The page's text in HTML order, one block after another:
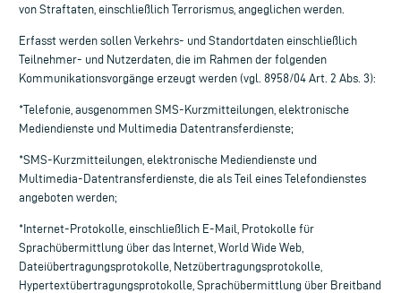
von Straftaten, einschließlich Terrorismus, angeglichen werden.
Erfasst werden sollen Verkehrs- und Standortdaten einschließlich
Teilnehmer- und Nutzerdaten, die im Rahmen der folgenden
Kommunikationsvorgänge erzeugt werden (vgl. 8958/04 Art. 2 Abs. 3):
*Telefonie, ausgenommen SMS-Kurzmitteilungen, elektronische
Mediendienste und Multimedia Datentransferdienste;
*SMS-Kurzmitteilungen, elektronische Mediendienste und
Multimedia-Datentransferdienste, die als Teil eines Telefondienstes
angeboten werden;
*Internet-Protokolle, einschließlich E-Mail, Protokolle für
Sprachübermittlung über das Internet, World Wide Web,
Dateiübertragungsprotokolle, Netzübertragungsprotokolle,
Hypertextübertragungsprotokolle, Sprachübermittlung über Breitband